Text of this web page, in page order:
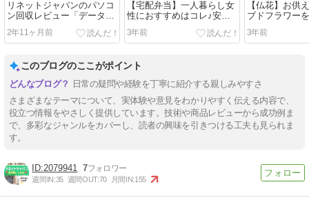
リネットジャパンのパソコ
ン回収レビュー「データ消
去ソフト」が使えない!?
2年11ヶ月前
【宅配弁当】一人暮らし女
性におすすめはコレ♪安い!
主食付き!メリット別3選
3年前
【仏花】お供
ブドフラワー
礼?仏壇用に
3年前
このブログのここがポイント
日常の疑問や経験を丁寧に紹介する親しみやすさ
さまざまなテーマについて、実体験や意見をわかりやすく伝える内容で、
役立つ情報をやさしく提供しています。技術や商品レビューから成功例ま
で、多彩なジャンルをカバーし、読者の興味を引きつける工夫も見られま
す。
2079941 7
週間IN:35 週間OUT:70 月間IN:155